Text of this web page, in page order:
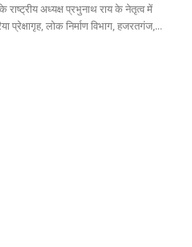
अध्यक्ष प्रभुनाथ राय के नेतृत्व में
प्रेक्षागृह, लोक निर्माण विभाग, हजरतगंज,...